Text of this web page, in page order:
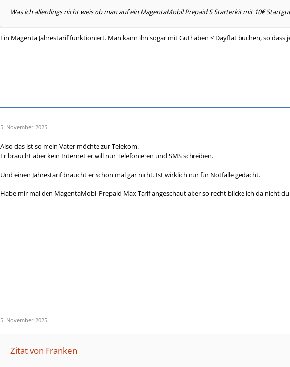
Was ich allerdings nicht weis ob man auf ein MagentaMobil Prepaid S Starterkit mit 10€
Ein Magenta Jahrestarif funktioniert. Man kann ihn sogar mit Guthaben < Dayflat buchen, so dass
5. November 2025
Also das ist so mein Vater möchte zur Telekom.
Er braucht aber kein Internet er will nur Telefonieren und SMS schreiben.
Und einen Jahrestarif braucht er schon mal gar nicht. Ist wirklich nur für Notfälle gedacht.
Habe mir mal den MagentaMobil Prepaid Max Tarif angeschaut aber so recht blicke ich da nicht
5. November 2025
Zitat von Franken_